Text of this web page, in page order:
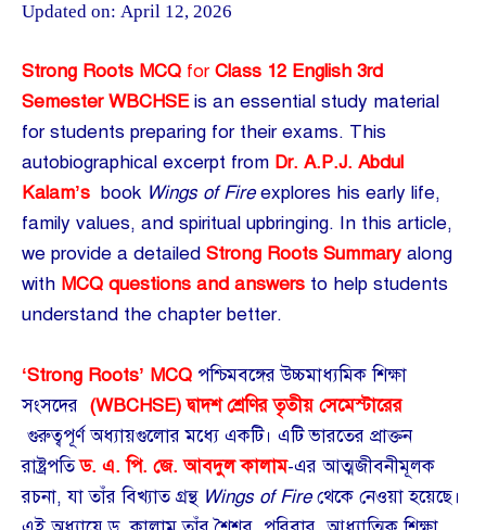
Updated on: April 12, 2026
Strong Roots MCQ forClass 12 English 3rd
Semester WBCHSEis an essential study material
for students preparing for their exams. This
autobiographical excerpt from Dr. A.P.J. Abdul
Kalam’s book Wings of Fireexplores his early life,
family values, and spiritual upbringing. In this article,
we provide a detailed Strong Roots Summary along
with MCQ questions and answers to help students
understand the chapter better.
‘Strong Roots’ MCQ পশ্চিমবঙ্গের উচ্চমাধ্যমিক শিক্ষা
সংসদের (WBCHSE) দ্বাদশ শ্রেণির তৃতীয় সেমেস্টারের
গুরুত্বপূর্ণ অধ্যায়গুলোর মধ্যে একটি। এটি ভারতের প্রাক্তন
রাষ্ট্রপতিড. এ. পি. জে. আবদুল কালাম-এর আত্মজীবনীমূলক
রচনা, যা তাঁর বিখ্যাত গ্রন্থ Wings of Fireথেকে নেওয়া হয়েছে।